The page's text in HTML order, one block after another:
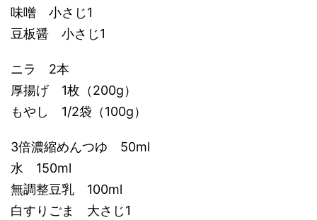
味噌 小さじ1
豆板醤 小さじ1
ニラ 2本
厚揚げ 1枚（200g）
もやし 1/2袋（100g）
3倍濃縮めんつゆ 50ml
水 150ml
無調整豆乳 100ml
白すりごま 大さじ1